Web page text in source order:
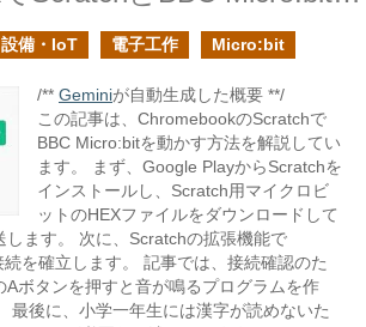
備・IoT 電子工作 Micro:bit
/** Geminiが自動生成した概要 **/
この記事は、ChromebookのScratchで
BBC Micro:bitを動かす方法を解説してい
ます。 まず、Google PlayからScratchを
インストールし、Scratch用マイクロビ
ットのHEXファイルをダウンロードして
します。 次に、Scratchの拡張機能で
を確立します。 記事では、接続確認のた
Aボタンを押すと音が鳴るプログラムを作
最後に、小学一年生には漢字が読めないた